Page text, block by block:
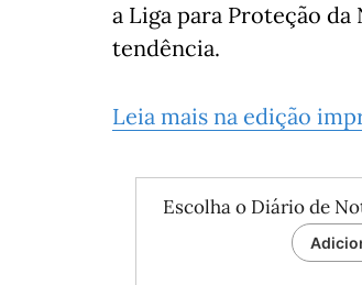
a Liga para Proteção
tendência.
Leia mais na edição
Escolha o Diário de